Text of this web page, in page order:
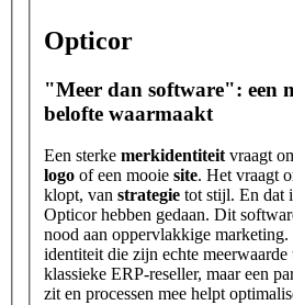
Opticor
"Meer dan software": een
belofte waarmaakt
Een sterke merkidentiteit vraagt
logo of een mooie site. Het vraagt
klopt, van strategie tot stijl. En dat
Opticor hebben gedaan. Dit
nood aan oppervlakkige
identiteit die zijn echte meerwaarde
klassieke ERP-reseller, maar een
zit en processen mee helpt